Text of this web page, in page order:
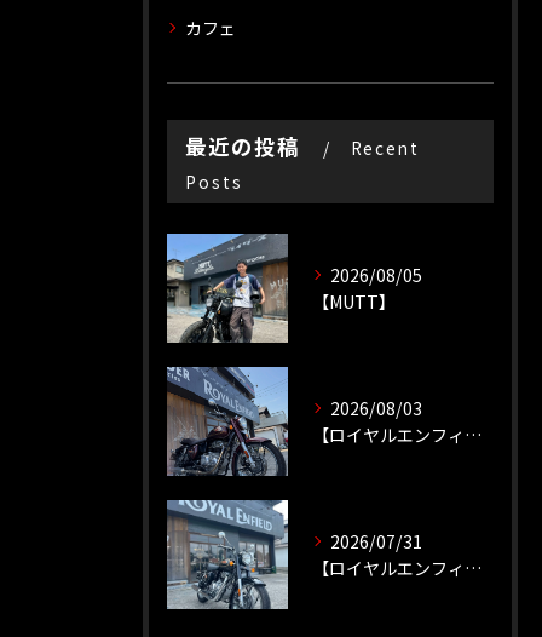
カフェ
最近の投稿
Recent
Posts
2026/08/05
【MUTT】
2026/08/03
【ロイヤルエンフィールド】【ソロツーリング】
2026/07/31
【ロイヤルエンフィールド】